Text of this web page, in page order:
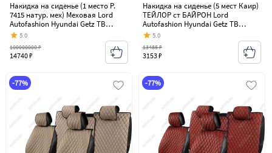
Накидка на сиденье (1 место Р.
7415 натур. мех) Меховая Lord
Autofashion Hyundai Getz TB
хэтчбэк 3 дв. рестайлинг (2005-
5.0
14740 ₽
100000000 ₽
Накидка на сиденье (5 мест Каир)
ТЕЙЛОР ст БАЙРОН Lord
Autofashion Hyundai Getz TB
хэтчбэк 3 дв. рестайлинг (2005-
5.0
3153 ₽
13485 ₽
-77% -77%